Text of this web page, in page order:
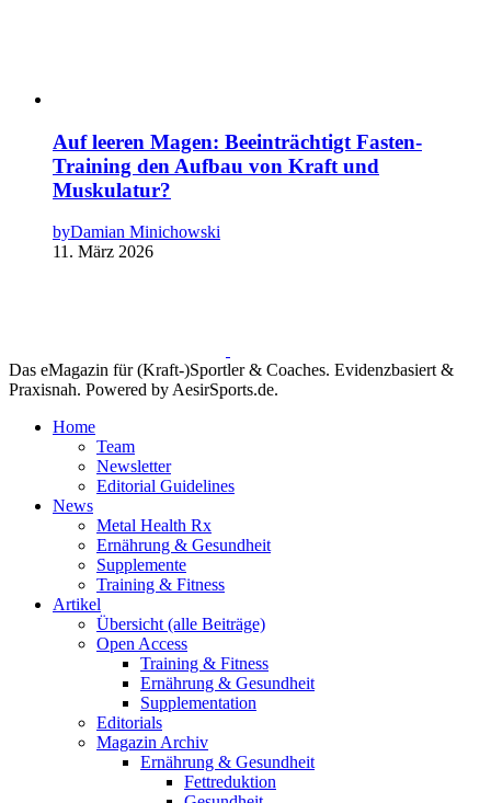
Auf leeren Magen: Beeinträchtigt Fasten-
Training den Aufbau von Kraft und
Muskulatur?
byDamian Minichowski
11. März 2026
Das eMagazin für (Kraft-)Sportler & Coaches. Evidenzbasiert &
Praxisnah. Powered by AesirSports.de.
Home
Team
Newsletter
Editorial Guidelines
News
Metal Health Rx
Ernährung & Gesundheit
Supplemente
Training & Fitness
Artikel
Übersicht (alle Beiträge)
Open Access
Training & Fitness
Ernährung & Gesundheit
Supplementation
Editorials
Magazin Archiv
Ernährung & Gesundheit
Fettreduktion